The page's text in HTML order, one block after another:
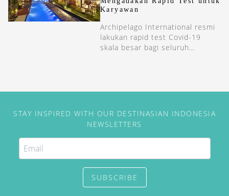
Karyawan
Archipelago International resmi
lakukan rapid test Covid-19
skala besar bagi seluruh
STAY INSPIRED WITH OUR DESTINASIAN INDONESIA
NEWSLETTERS
SUBSCRIBE